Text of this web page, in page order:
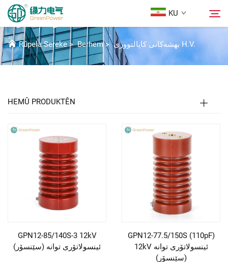
KU
Berhem
Çareserî
Daxistin
Rûpela Sereke>Berhem> بهشەکانی کاپالتووری H.V.
HEMÛ PRODUKTÊN
GPN12-85/140S-3 12kV
ئینسولاتۆری توانە (سێنسۆر)
GPN12-77.5/150S (110pF)
12kV ئینسولاتۆری توانە
(سێنسۆر)